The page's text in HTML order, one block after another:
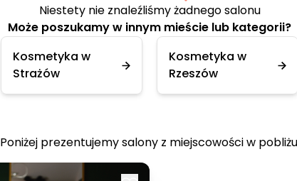
Niestety nie znaleźliśmy żadnego salonu
Może poszukamy w innym mieście lub kategorii?
Kosmetyka w
Strażów
Kosmetyka w
Rzeszów
Poniżej prezentujemy salony z miejscowości w